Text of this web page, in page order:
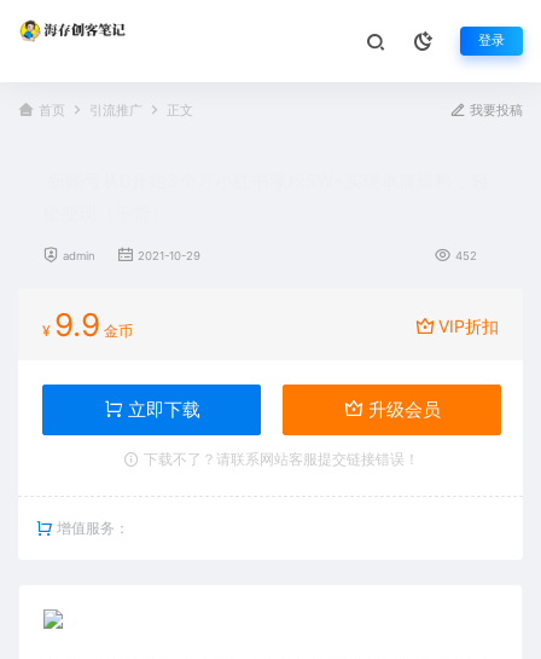
登录
首页 引流推广 正文 我要投稿
admin 2021-10-29 452
¥ 9.9 金币 VIP折扣
立即下载 升级会员
下载不了？请联系网站客服提交链接错误！
增值服务：